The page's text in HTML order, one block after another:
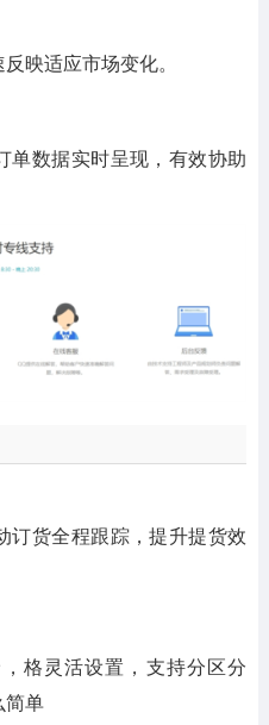
映适应市场变化。
单数据实时呈现，有效协助
订货全程跟踪，提升提货效
格灵活设置，支持分区分
简单